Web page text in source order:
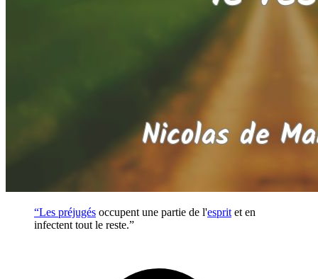
“Les préjugés occupent une partie de l'esprit et en
infectent tout le reste.”